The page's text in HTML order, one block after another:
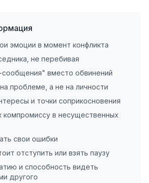
эмоции в момент конфликта
не перебивая
вместо обвинений
проблеме, а не на личности
и точки соприкосновения
компромиссу в несущественных
свои ошибки
отступить или взять паузу
и способность видеть
другого